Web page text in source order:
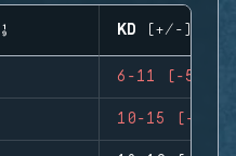
KD (+/-)
6-11 (-5)
10-15 (-5)